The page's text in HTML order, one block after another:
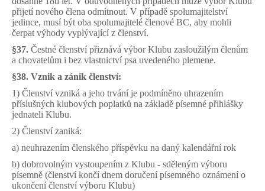
přijetí nového člena odmítnout. V případě spolumajitelství
jedince, musí být oba spolumajitelé členové BC, aby mohli
čerpat výhody vyplývající z členství.
§37. Čestné členství přiznává výbor Klubu zasloužilým členům
a chovatelům i bez vlastnictví psa uvedeného plemene.
§38. Vznik a zánik členství:
1) Členství vzniká a jeho trvání je podmíněno uhrazením
příslušných klubových poplatků na základě písemné přihlášky
jednateli Klubu.
2) Členství zaniká:
a) neuhrazením členského příspěvku na daný kalendářní rok
b) dobrovolným vystoupením z Klubu - sděleným výboru
písemně (členství končí dnem doručení písemného oznámení o
ukončení členství výboru Klubu)